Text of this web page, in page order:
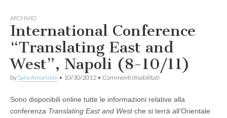
ARCHIVIO
International Conference
“Translating East and
West”, Napoli (8-10/11)
by Sara Amorosini • 10/30/2012 • Commenti disabilitati
“Translating
East
Sono disponibili online tutte le informazioni relative alla
conferenza Translating East and Westche si terrà all’Orientale